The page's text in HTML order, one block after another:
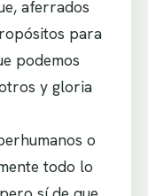
aferrados
para
podemos
y gloria
o
todo lo